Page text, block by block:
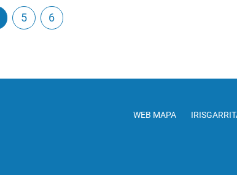
5 6
WEB MAPA